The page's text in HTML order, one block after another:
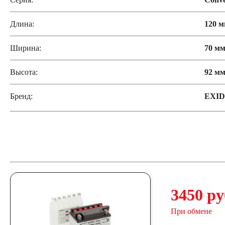
Длина: 120
Ширина: 70 мм
Высота: 92 мм
Бренд:
3450
При обмене